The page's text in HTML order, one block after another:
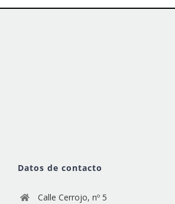
Datos de contacto
Calle Cerrojo, nº 5